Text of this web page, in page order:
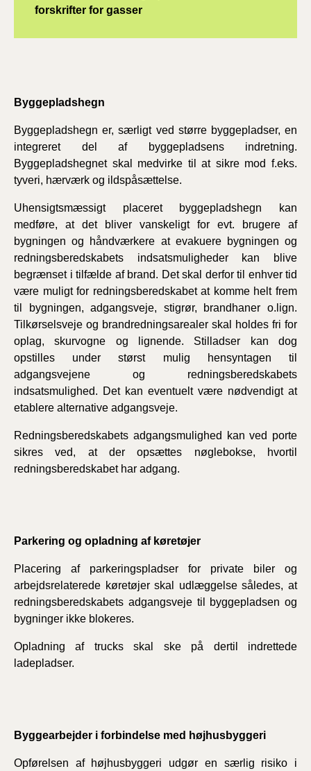
forskrifter for gasser
Byggepladshegn
Byggepladshegn er, særligt ved større byggepladser, en
integreret del af byggepladsens indretning.
Byggepladshegnet skal medvirke til at sikre mod f.eks.
tyveri, hærværk og ildspåsættelse.
Uhensigtsmæssigt placeret byggepladshegn kan
medføre, at det bliver vanskeligt for evt. brugere af
bygningen og håndværkere at evakuere bygningen og
redningsberedskabets indsatsmuligheder kan blive
begrænset i tilfælde af brand. Det skal derfor til enhver tid
være muligt for redningsberedskabet at komme helt frem
til bygningen, adgangsveje, stigrør, brandhaner o.lign.
Tilkørselsveje og brandredningsarealer skal holdes fri for
oplag, skurvogne og lignende. Stilladser kan dog
opstilles under størst mulig hensyntagen til
adgangsvejene og redningsberedskabets
indsatsmulighed. Det kan eventuelt være nødvendigt at
etablere alternative adgangsveje.
Redningsberedskabets adgangsmulighed kan ved porte
sikres ved, at der opsættes nøglebokse, hvortil
redningsberedskabet har adgang.
Parkering og opladning af køretøjer
Placering af parkeringspladser for private biler og
arbejdsrelaterede køretøjer skal udlæggelse således, at
redningsberedskabets adgangsveje til byggepladsen og
bygninger ikke blokeres.
Opladning af trucks skal ske på dertil indrettede
ladepladser.
Byggearbejder i forbindelse med højhusbyggeri
Opførelsen af højhusbyggeri udgør en særlig risiko i